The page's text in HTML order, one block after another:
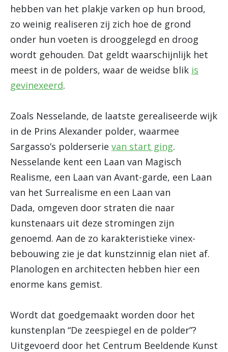
hebben van het plakje varken op hun brood,
zo weinig realiseren zij zich hoe de grond
onder hun voeten is drooggelegd en droog
wordt gehouden. Dat geldt waarschijnlijk het
meest in de polders, waar de weidse blik is
gevinexeerd.
Zoals Nesselande, de laatste gerealiseerde wijk
in de Prins Alexander polder, waarmee
Sargasso’s polderserie van start ging.
Nesselande kent een Laan van Magisch
Realisme, een Laan van Avant-garde, een Laan
van het Surrealisme en een Laan van
Dada, omgeven door straten die naar
kunstenaars uit deze stromingen zijn
genoemd. Aan de zo karakteristieke vinex-
bebouwing zie je dat kunstzinnig elan niet af.
Planologen en architecten hebben hier een
enorme kans gemist.
Wordt dat goedgemaakt worden door het
kunstenplan “De zeespiegel en de polder”?
Uitgevoerd door het Centrum Beeldende Kunst